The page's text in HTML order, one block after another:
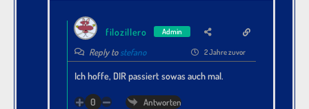
filozillero Admin
Reply to stefano 2 Jahre zuvor
Ich hoffe, DIR passiert sowas auch mal.
0 Antworten